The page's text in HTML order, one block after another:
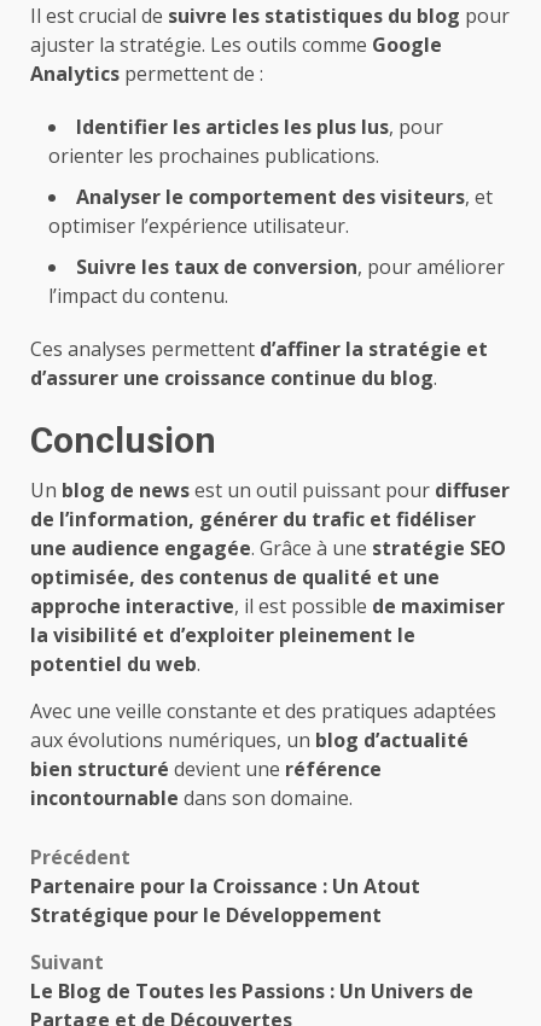
Il est crucial de suivre les statistiques du blog pour
ajuster la stratégie. Les outils comme Google
Analytics permettent de :
Identifier les articles les plus lus, pour
orienter les prochaines publications.
Analyser le comportement des visiteurs, et
optimiser l’expérience utilisateur.
Suivre les taux de conversion, pour améliorer
l’impact du contenu.
Ces analyses permettent d’affiner la stratégie et
d’assurer une croissance continue du blog.
Conclusion
Un blog de newsest un outil puissant pour diffuser
de l’information, générer du trafic et fidéliser
une audience engagée. Grâce à une stratégie SEO
optimisée, des contenus de qualité et une
approche interactive, il est possible de maximiser
la visibilité et d’exploiter pleinement le
potentiel du web.
Avec une veille constante et des pratiques adaptées
aux évolutions numériques, un blog d’actualité
bien structuré devient une référence
incontournable dans son domaine.
Navigation
d’article
Précédent
Partenaire pour la Croissance : Un Atout
Stratégique pour le Développement
Suivant
Le Blog de Toutes les Passions : Un Univers de
Partage et de Découvertes